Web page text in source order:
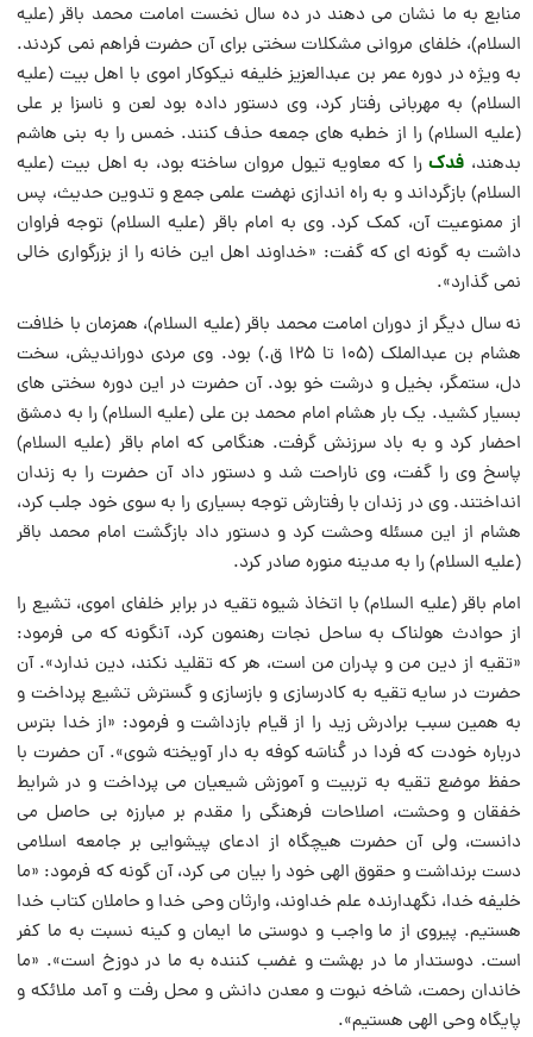
منابع به ما نشان مى دهند در ده سال نخست امامت محمد باقر (علیه
السلام)، خلفاى مروانى مشکلات سختى براى آن حضرت فراهم نمى کردند.
به ویژه در دوره عمر بن عبدالعزیز خلیفه نیکوکار اموى با اهل بیت (علیه
السلام) به مهربانى رفتار کرد، وى دستور داده بود لعن و ناسزا بر على
(علیه السلام) را از خطبه هاى جمعه حذف کنند. خمس را به بنى هاشم
بدهند، فدکرا که معاویه تیول مروان ساخته بود، به اهل بیت (علیه
السلام) بازگرداند و به راه اندازى نهضت علمى جمع و تدوین حدیث، پس
از ممنوعیت آن، کمک کرد. وى به امام باقر (علیه السلام) توجه فراوان
داشت به گونه اى که گفت: «خداوند اهل این خانه را از بزرگوارى خالى
نمى گذارد».
نه سال دیگر از دوران امامت محمد باقر (علیه السلام)، همزمان با خلافت
هشام بن عبدالملک (۱۰۵ تا ۱۲۵ ق.) بود. وى مردى دوراندیش، سخت
دل، ستمگر، بخیل و درشت خو بود. آن حضرت در این دوره سختى هاى
بسیار کشید. یک بار هشام امام محمد بن على (علیه السلام) را به دمشق
احضار کرد و به باد سرزنش گرفت. هنگامى که امام باقر (علیه السلام)
پاسخ وى را گفت، وى ناراحت شد و دستور داد آن حضرت را به زندان
انداختند. وى در زندان با رفتارش توجه بسیارى را به سوى خود جلب کرد،
هشام از این مسئله وحشت کرد و دستور داد بازگشت امام محمد باقر
(علیه السلام) را به مدینه منوره صادر کرد.
امام باقر (علیه السلام) با اتخاذ شیوه تقیه در برابر خلفاى اموی، تشیع را
از حوادث هولناک به ساحل نجات رهنمون کرد، آنگونه که مى فرمود:
«تقیه از دین من و پدران من است، هر که تقلید نکند، دین ندارد». آن
حضرت در سایه تقیه به کادرسازى و بازسازى و گسترش تشیع پرداخت و
به همین سبب برادرش زید را از قیام بازداشت و فرمود: «از خدا بترس
درباره خودت که فردا در کُناسَه کوفه به دار آویخته شوی». آن حضرت با
حفظ موضع تقیه به تربیت و آموزش شیعیان مى پرداخت و در شرایط
خفقان و وحشت، اصلاحات فرهنگى را مقدم بر مبارزه بى حاصل مى
دانست، ولى آن حضرت هیچگاه از ادعاى پیشوایى بر جامعه اسلامى
دست برنداشت و حقوق الهى خود را بیان مى کرد، آن گونه که فرمود: «ما
خلیفه خدا، نگهدارنده علم خداوند، وارثان وحى خدا و حاملان کتاب خدا
هستیم. پیروى از ما واجب و دوستى ما ایمان و کینه نسبت به ما کفر
است. دوستدار ما در بهشت و غضب کننده به ما در دوزخ است». «ما
خاندان رحمت، شاخه نبوت و معدن دانش و محل رفت و آمد ملائکه و
پایگاه وحى الهى هستیم».